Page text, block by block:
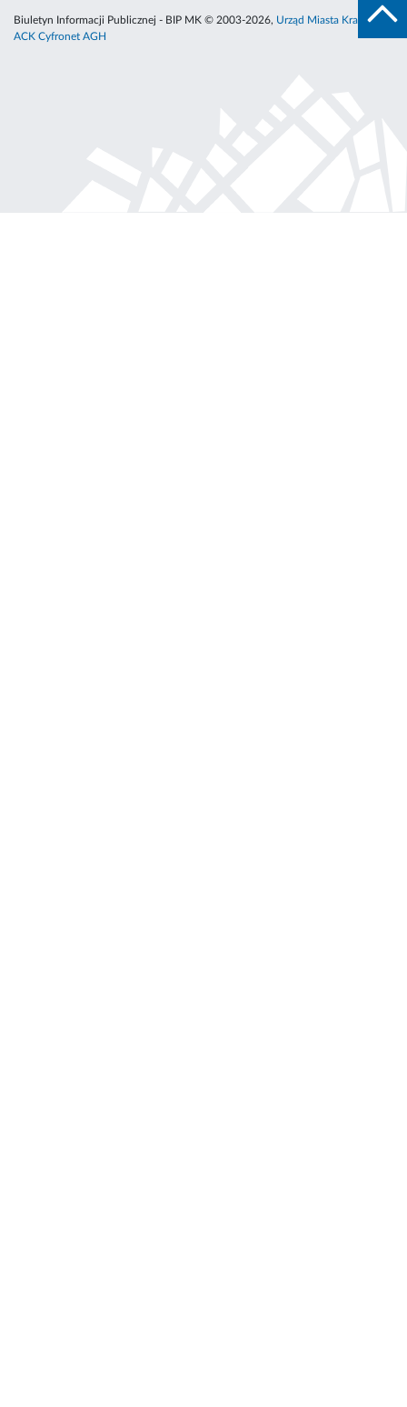
Biuletyn Informacji Publicznej - BIP MK © 2003-2026, Urząd Miasta Krakowa
ACK Cyfronet AGH